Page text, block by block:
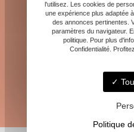
l'utilisez. Les cookies de
une expérience plus adaptée
des annonces pertinentes.
paramètres du navigateur.
politique. Pour plus
Confidentialité.
Politique